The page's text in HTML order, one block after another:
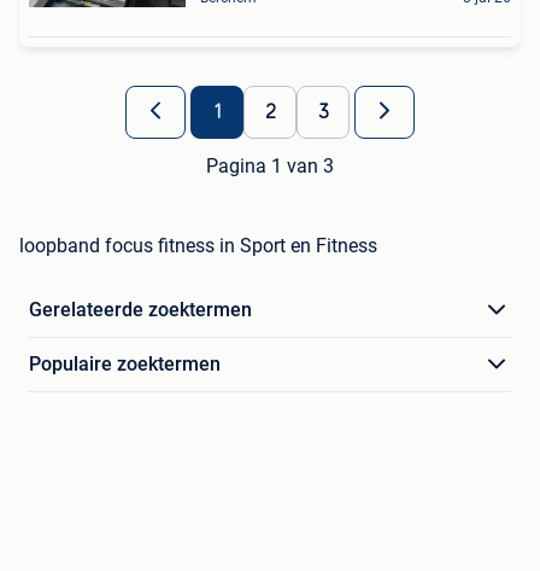
1 2 3
Pagina 1 van 3
loopband focus fitness in Sport en Fitness
Gerelateerde zoektermen
Populaire zoektermen